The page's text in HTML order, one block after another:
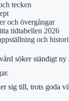
tecken
och övergångar
tidtabellen 2026
och
söker ständigt
sig till, trots goda